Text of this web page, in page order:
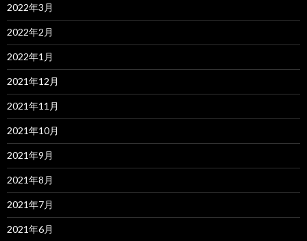
2022年3月
2022年2月
2022年1月
2021年12月
2021年11月
2021年10月
2021年9月
2021年8月
2021年7月
2021年6月